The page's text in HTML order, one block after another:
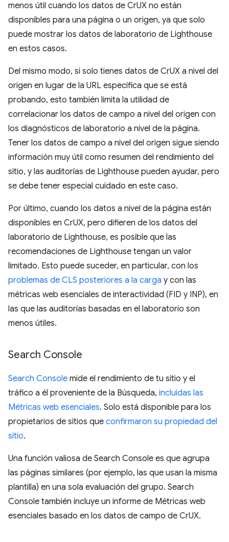
menos útil cuando los datos de CrUX no están
disponibles para una página o un origen, ya que solo
puede mostrar los datos de laboratorio de Lighthouse
en estos casos.
Del mismo modo, si solo tienes datos de CrUX a nivel del
origen en lugar de la URL específica que se está
probando, esto también limita la utilidad de
correlacionar los datos de campo a nivel del origen con
los diagnósticos de laboratorio a nivel de la página.
Tener los datos de campo a nivel del origen sigue siendo
información muy útil como resumen del rendimiento del
sitio, y las auditorías de Lighthouse pueden ayudar, pero
se debe tener especial cuidado en este caso.
Por último, cuando los datos a nivel de la página están
disponibles en CrUX, pero difieren de los datos del
laboratorio de Lighthouse, es posible que las
recomendaciones de Lighthouse tengan un valor
limitado. Esto puede suceder, en particular, con los
problemas de CLS posteriores a la carga y con las
métricas web esenciales de interactividad (FID y INP), en
las que las auditorías basadas en el laboratorio son
menos útiles.
Search Console
Search Console mide el rendimiento de tu sitio y el
tráfico a él proveniente de la Búsqueda, incluidas las
Métricas web esenciales. Solo está disponible para los
propietarios de sitios que confirmaron su propiedad del
sitio.
Una función valiosa de Search Console es que agrupa
las páginas similares (por ejemplo, las que usan la misma
plantilla) en una sola evaluación del grupo. Search
Console también incluye un informe de Métricas web
esenciales basado en los datos de campo de CrUX.